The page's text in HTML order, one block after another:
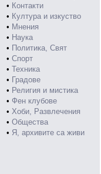
• Контакти
• Култура и изкуство
• Мнения
• Наука
• Политика, Свят
• Спорт
• Техника
• Градове
• Религия и мистика
• Фен клубове
• Хоби, Развлечения
• Общества
• Я, архивите са живи